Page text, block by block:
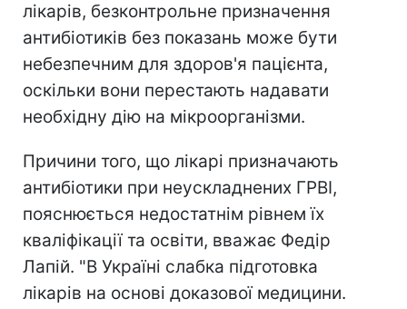
лікарів, безконтрольне призначення
антибіотиків без показань може бути
небезпечним для здоров'я пацієнта,
оскільки вони перестають надавати
необхідну дію на мікроорганізми.
Причини того, що лікарі призначають
антибіотики при неускладнених ГРВІ,
пояснюється недостатнім рівнем їх
кваліфікації та освіти, вважає Федір
Лапій. "В Україні слабка підготовка
лікарів на основі доказової медицини.